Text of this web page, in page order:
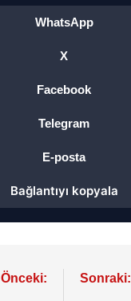
WhatsApp
X
Facebook
Telegram
E-posta
Bağlantıyı kopyala
Önceki: Sonraki: